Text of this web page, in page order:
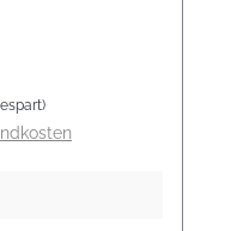
in
Europa und
light stone